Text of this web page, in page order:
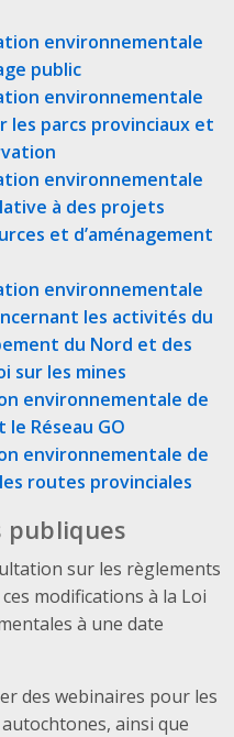
environnementale
public
environnementale
les parcs provinciaux et
environnementale
à des projets
et d’aménagement
environnementale
les activités du
du Nord et des
sur les mines
environnementale de
Réseau GO
environnementale de
routes provinciales
sur les règlements
modifications à la Loi
à une date
des webinaires pour les
ainsi que